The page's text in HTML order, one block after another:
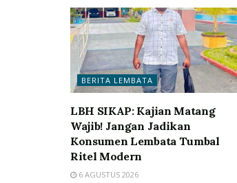
BERITA LEMBATA
LBH SIKAP: Kajian Matang
Wajib! Jangan Jadikan
Konsumen Lembata Tumbal
Ritel Modern
6 AGUSTUS 2026